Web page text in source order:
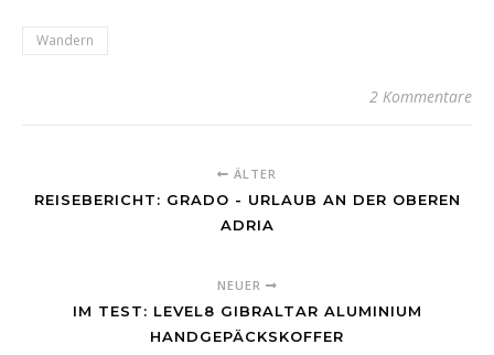
Wandern
2 Kommentare
ÄLTER
REISEBERICHT: GRADO - URLAUB AN DER OBEREN
ADRIA
NEUER
IM TEST: LEVEL8 GIBRALTAR ALUMINIUM
HANDGEPÄCKSKOFFER